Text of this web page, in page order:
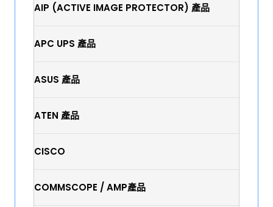
AIP (ACTIVE IMAGE PROTECTOR) 產品
APC UPS 產品
ASUS 產品
ATEN 產品
CISCO
COMMSCOPE / AMP產品